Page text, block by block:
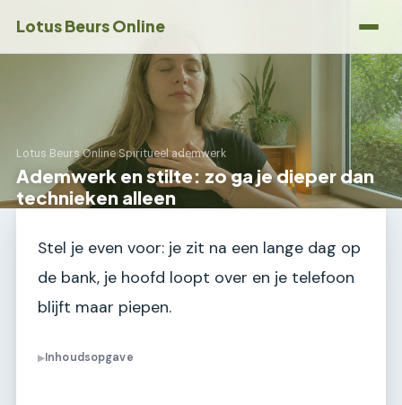
Lotus Beurs Online
Lotus Beurs Online›Spiritueel ademwerk
Ademwerk en stilte: zo ga je dieper dan
technieken alleen
Stel je even voor: je zit na een lange dag op
de bank, je hoofd loopt over en je telefoon
blijft maar piepen.
▶Inhoudsopgave